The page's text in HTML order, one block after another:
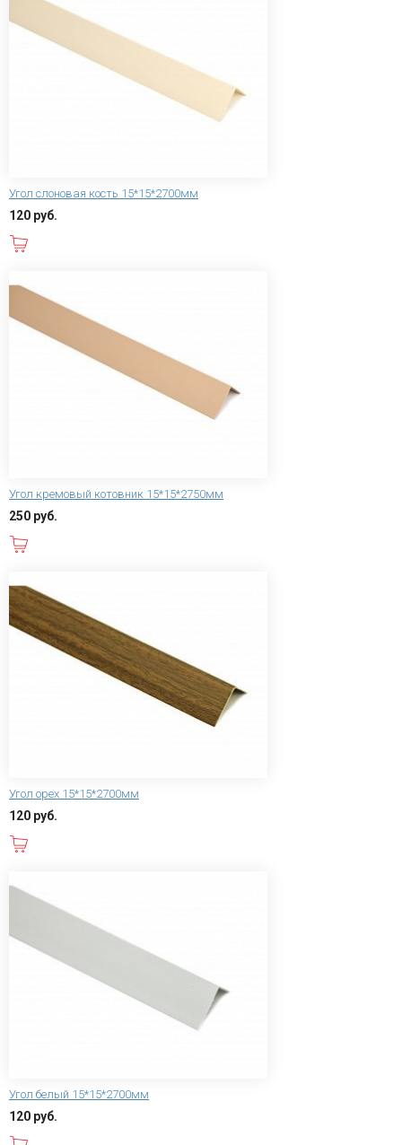
Угол слоновая кость 15*15*2700мм
120 руб.
Угол кремовый котовник 15*15*2750мм
250 руб.
Угол орех 15*15*2700мм
120 руб.
Угол белый 15*15*2700мм
120 руб.